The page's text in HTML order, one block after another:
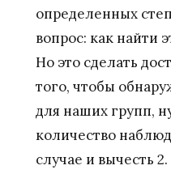
определенных
вопрос: как найти
Но это сделать
того, чтобы
для наших групп,
количество
случае и вычесть